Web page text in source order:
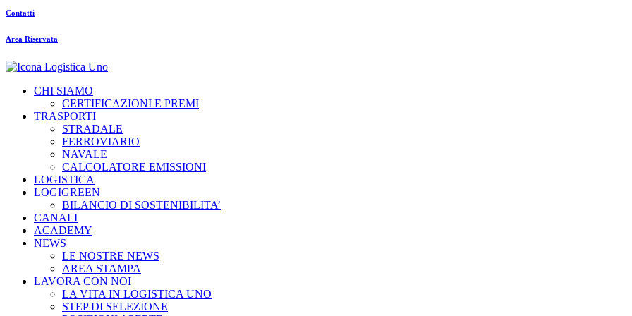
Contatti
Area Riservata
CHI SIAMO
CERTIFICAZIONI E PREMI
TRASPORTI
STRADALE
FERROVIARIO
NAVALE
CALCOLATORE EMISSIONI
LOGISTICA
LOGIGREEN
BILANCIO DI SOSTENIBILITA’
CANALI
ACADEMY
NEWS
LE NOSTRE NEWS
AREA STAMPA
LAVORA CON NOI
LA VITA IN LOGISTICA UNO
STEP DI SELEZIONE